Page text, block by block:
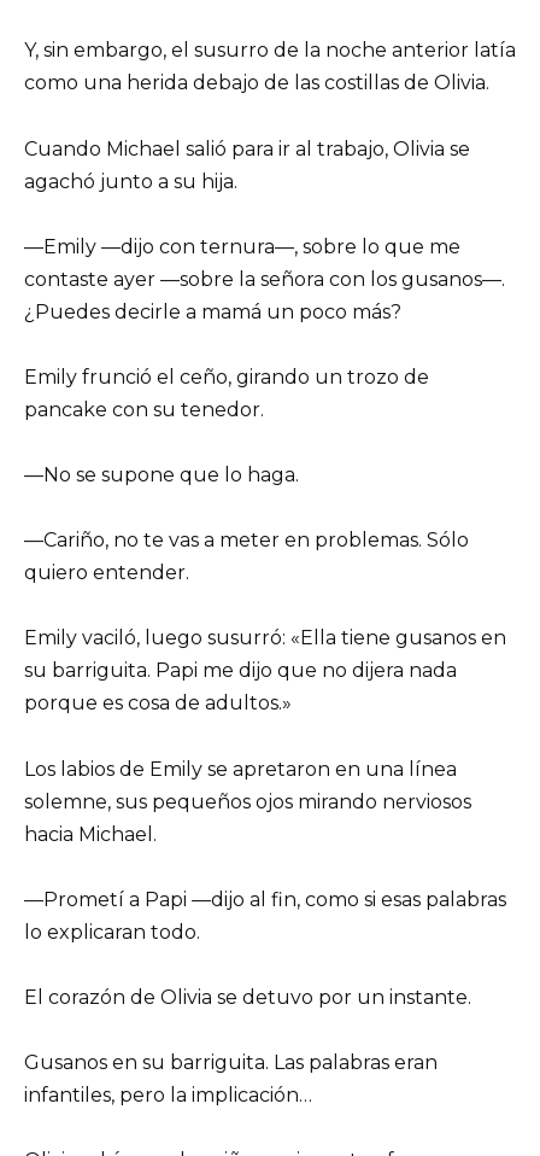
Y, sin embargo, el susurro de la noche anterior latía
como una herida debajo de las costillas de Olivia.
Cuando Michael salió para ir al trabajo, Olivia se
agachó junto a su hija.
—Emily —dijo con ternura—, sobre lo que me
contaste ayer —sobre la señora con los gusanos—.
¿Puedes decirle a mamá un poco más?
Emily frunció el ceño, girando un trozo de
pancake con su tenedor.
—No se supone que lo haga.
—Cariño, no te vas a meter en problemas. Sólo
quiero entender.
Emily vaciló, luego susurró: «Ella tiene gusanos en
su barriguita. Papi me dijo que no dijera nada
porque es cosa de adultos.»
Los labios de Emily se apretaron en una línea
solemne, sus pequeños ojos mirando nerviosos
hacia Michael.
—Prometí a Papi —dijo al fin, como si esas palabras
lo explicaran todo.
El corazón de Olivia se detuvo por un instante.
Gusanos en su barriguita. Las palabras eran
infantiles, pero la implicación…